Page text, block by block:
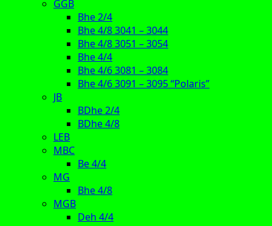
GGB
Bhe 2/4
Bhe 4/8 3041 – 3044
Bhe 4/8 3051 – 3054
Bhe 4/4
Bhe 4/6 3081 – 3084
Bhe 4/6 3091 – 3095 “Polaris”
JB
BDhe 2/4
BDhe 4/8
LEB
MBC
Be 4/4
MG
Bhe 4/8
MGB
Deh 4/4